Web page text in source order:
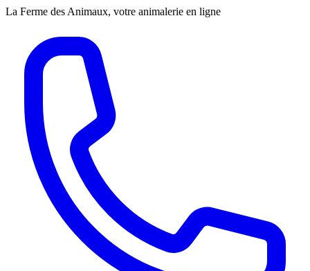
La Ferme des Animaux, votre animalerie en ligne